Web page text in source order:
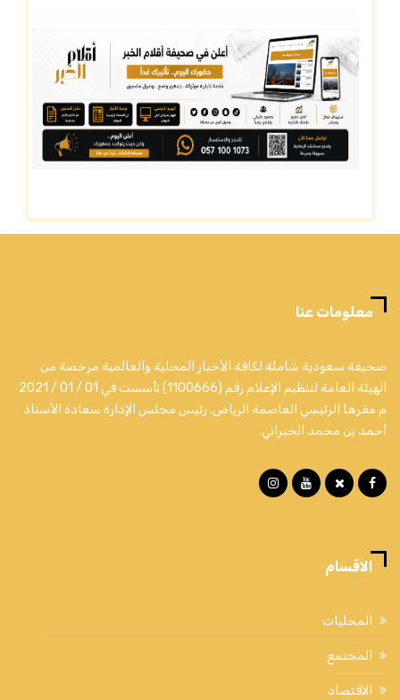
معلومات عنا
صحيفة سعودية شاملة لكافة الأخبار المحلية والعالمية مرخصة من
الهيئة العامة لتنظيم الإعلام رقم (1100666) تأسست في 01 / 01 / 2021
م مقرها الرئيسي العاصمة الرياض. رئيس مجلس الإدارة سعادة الأستاذ
أحمد بن محمد الخبراني.
الاقسام
المحليات
المجتمع
الاقتصاد